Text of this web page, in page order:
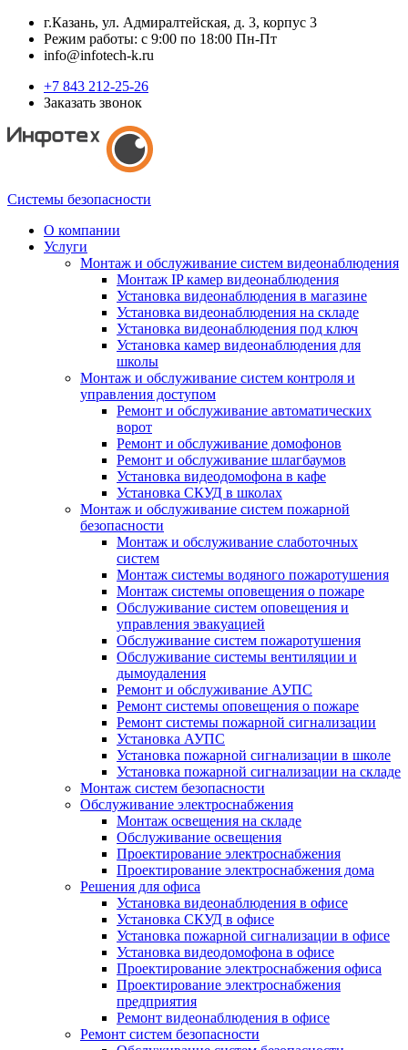
г.Казань, ул. Адмиралтейская, д. 3, корпус 3
Режим работы: с 9:00 по 18:00 Пн-Пт
info@infotech-k.ru
+7 843 212-25-26
Заказать звонок
Системы безопасности
О компании
Услуги
Монтаж и обслуживание систем видеонаблюдения
Монтаж IP камер видеонаблюдения
Установка видеонаблюдения в магазине
Установка видеонаблюдения на складе
Установка видеонаблюдения под ключ
Установка камер видеонаблюдения для
школы
Монтаж и обслуживание систем контроля и
управления доступом
Ремонт и обслуживание автоматических
ворот
Ремонт и обслуживание домофонов
Ремонт и обслуживание шлагбаумов
Установка видеодомофона в кафе
Установка СКУД в школах
Монтаж и обслуживание систем пожарной
безопасности
Монтаж и обслуживание слаботочных
систем
Монтаж системы водяного пожаротушения
Монтаж системы оповещения о пожаре
Обслуживание систем оповещения и
управления эвакуацией
Обслуживание систем пожаротушения
Обслуживание системы вентиляции и
дымоудаления
Ремонт и обслуживание АУПС
Ремонт системы оповещения о пожаре
Ремонт системы пожарной сигнализации
Установка АУПС
Установка пожарной сигнализации в школе
Установка пожарной сигнализации на складе
Монтаж систем безопасности
Обслуживание электроснабжения
Монтаж освещения на складе
Обслуживание освещения
Проектирование электроснабжения
Проектирование электроснабжения дома
Решения для офиса
Установка видеонаблюдения в офисе
Установка СКУД в офисе
Установка пожарной сигнализации в офисе
Установка видеодомофона в офисе
Проектирование электроснабжения офиса
Проектирование электроснабжения
предприятия
Ремонт видеонаблюдения в офисе
Ремонт систем безопасности